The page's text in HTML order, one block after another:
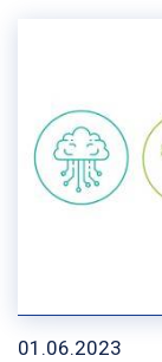
01.06.2023